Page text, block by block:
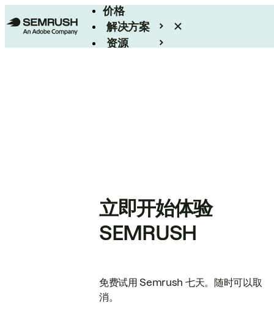
价格
解决方案
资源
立即开始体验
SEMRUSH
免费试用 Semrush 七天。随时可以取
消。